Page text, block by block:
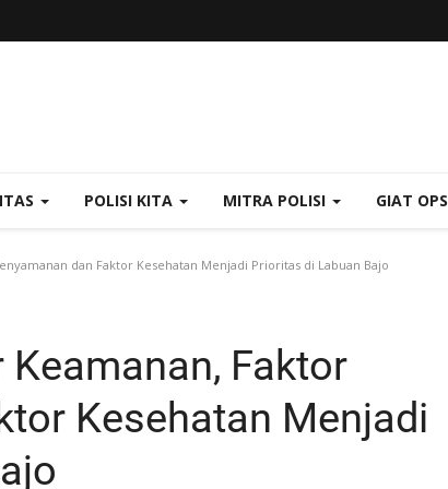
POLISI KITA MITRA POLISI GIAT OPS
dan Faktor Kesehatan Menjadi Prioritas di Labuan Bajo
Keamanan, Faktor
Kesehatan Menjadi